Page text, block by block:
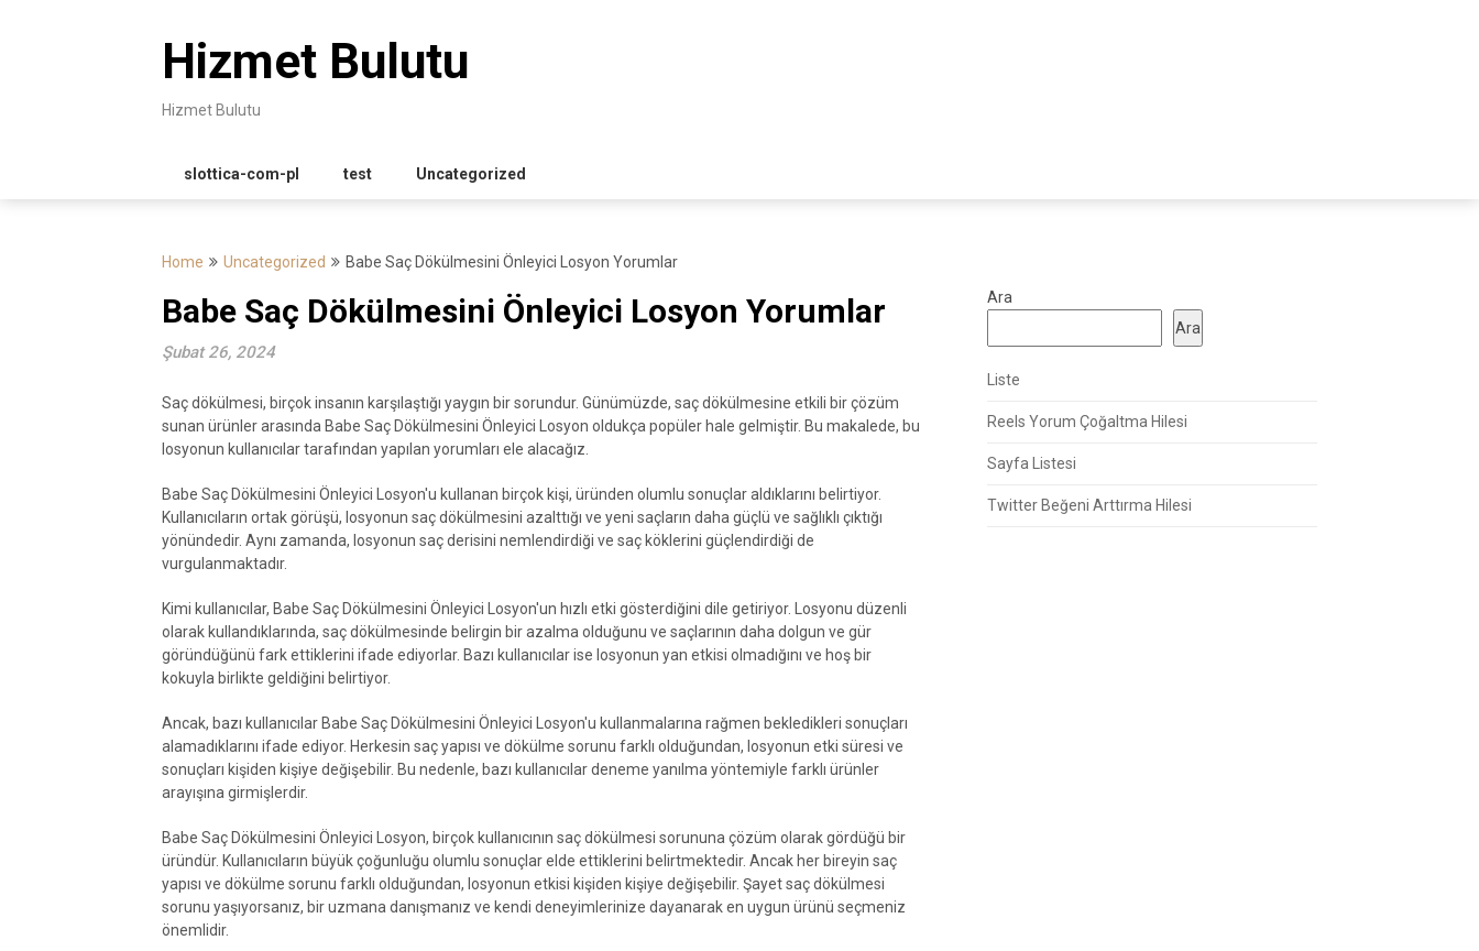
Hizmet Bulutu
Hizmet Bulutu
slottica-com-pl test Uncategorized
Home Uncategorized Babe Saç Dökülmesini Önleyici Losyon Yorumlar
Babe Saç Dökülmesini Önleyici Losyon Yorumlar
Şubat 26, 2024
Saç dökülmesi, birçok insanın karşılaştığı yaygın bir sorundur. Günümüzde, saç dökülmesine etkili bir çözüm
sunan ürünler arasında Babe Saç Dökülmesini Önleyici Losyon oldukça popüler hale gelmiştir. Bu makalede, bu
losyonun kullanıcılar tarafından yapılan yorumları ele alacağız.
Babe Saç Dökülmesini Önleyici Losyon'u kullanan birçok kişi, üründen olumlu sonuçlar aldıklarını belirtiyor.
Kullanıcıların ortak görüşü, losyonun saç dökülmesini azalttığı ve yeni saçların daha güçlü ve sağlıklı çıktığı
yönündedir. Aynı zamanda, losyonun saç derisini nemlendirdiği ve saç köklerini güçlendirdiği de
vurgulanmaktadır.
Kimi kullanıcılar, Babe Saç Dökülmesini Önleyici Losyon'un hızlı etki gösterdiğini dile getiriyor. Losyonu düzenli
olarak kullandıklarında, saç dökülmesinde belirgin bir azalma olduğunu ve saçlarının daha dolgun ve gür
göründüğünü fark ettiklerini ifade ediyorlar. Bazı kullanıcılar ise losyonun yan etkisi olmadığını ve hoş bir
kokuyla birlikte geldiğini belirtiyor.
Ancak, bazı kullanıcılar Babe Saç Dökülmesini Önleyici Losyon'u kullanmalarına rağmen bekledikleri sonuçları
alamadıklarını ifade ediyor. Herkesin saç yapısı ve dökülme sorunu farklı olduğundan, losyonun etki süresi ve
sonuçları kişiden kişiye değişebilir. Bu nedenle, bazı kullanıcılar deneme yanılma yöntemiyle farklı ürünler
arayışına girmişlerdir.
Babe Saç Dökülmesini Önleyici Losyon, birçok kullanıcının saç dökülmesi sorununa çözüm olarak gördüğü bir
üründür. Kullanıcıların büyük çoğunluğu olumlu sonuçlar elde ettiklerini belirtmektedir. Ancak her bireyin saç
yapısı ve dökülme sorunu farklı olduğundan, losyonun etkisi kişiden kişiye değişebilir. Şayet saç dökülmesi
sorunu yaşıyorsanız, bir uzmana danışmanız ve kendi deneyimlerinize dayanarak en uygun ürünü seçmeniz
önemlidir.
Ara
Ara
Liste
Reels Yorum Çoğaltma Hilesi
Sayfa Listesi
Twitter Beğeni Arttırma Hilesi